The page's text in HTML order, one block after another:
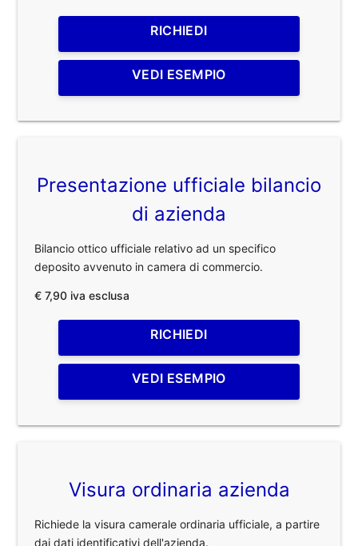
RICHIEDI
VEDI ESEMPIO
Presentazione ufficiale bilancio
di azienda
Bilancio ottico ufficiale relativo ad un specifico
deposito avvenuto in camera di commercio.
€ 7,90 iva esclusa
RICHIEDI
VEDI ESEMPIO
Visura ordinaria azienda
Richiede la visura camerale ordinaria ufficiale, a partire
dai dati identificativi dell'azienda.